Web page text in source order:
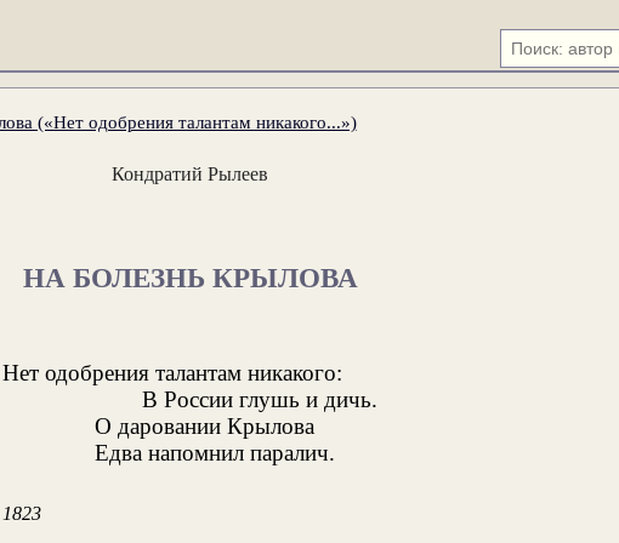
(«Нет одобрения талантам никакого...»)
Кондратий Рылеев
НА БОЛЕЗНЬ КРЫЛОВА
Нет одобрения талантам никакого:
В России глушь и дичь.
О даровании Крылова
Едва напомнил паралич.
1823